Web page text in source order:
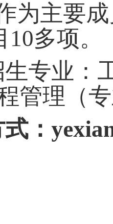
为主要
多项。
专业：
管理（
：